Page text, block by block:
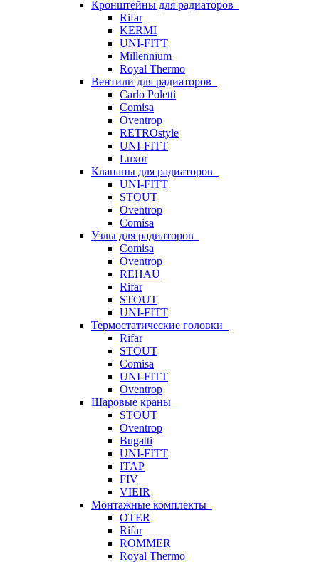
Кронштейны для радиаторов
Rifar
KERMI
UNI-FITT
Millennium
Royal Thermo
Вентили для радиаторов
Carlo Poletti
Comisa
Oventrop
RETROstyle
UNI-FITT
Luxor
Клапаны для радиаторов
UNI-FITT
STOUT
Oventrop
Comisa
Узлы для радиаторов
Comisa
Oventrop
REHAU
Rifar
STOUT
UNI-FITT
Термостатические головки
Rifar
STOUT
Comisa
UNI-FITT
Oventrop
Шаровые краны
STOUT
Oventrop
Bugatti
UNI-FITT
ITAP
FIV
VIEIR
Монтажные комплекты
OTER
Rifar
ROMMER
Royal Thermo